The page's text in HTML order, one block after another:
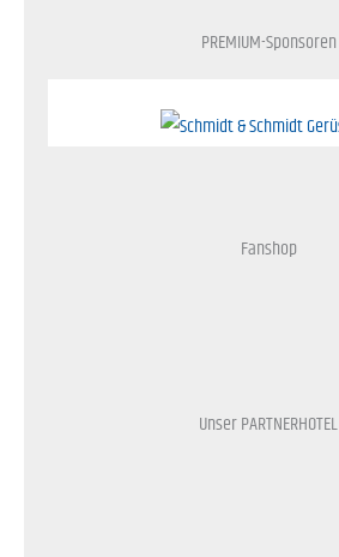
PREMIUM-Sponsoren
Fanshop
Unser PARTNERHOTEL